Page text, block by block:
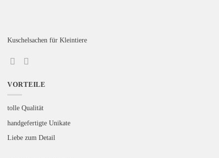
Kuschelsachen für Kleintiere
VORTEILE
tolle Qualität
handgefertigte Unikate
Liebe zum Detail